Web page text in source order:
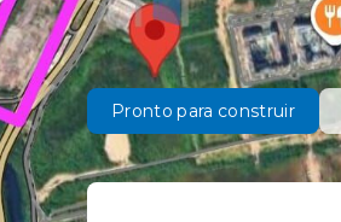
Pronto para construir